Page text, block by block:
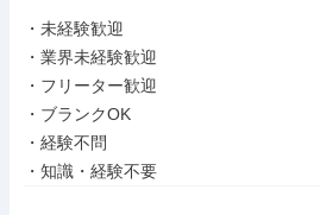
・未経験歓迎
・業界未経験歓迎
・フリーター歓迎
・ブランクOK
・経験不問
・知識・経験不要